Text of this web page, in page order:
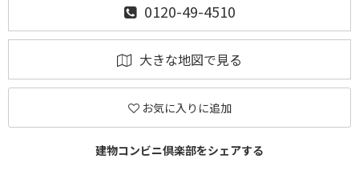
0120-49-4510
大きな地図で見る
お気に入りに追加
建物コンビニ倶楽部をシェアする